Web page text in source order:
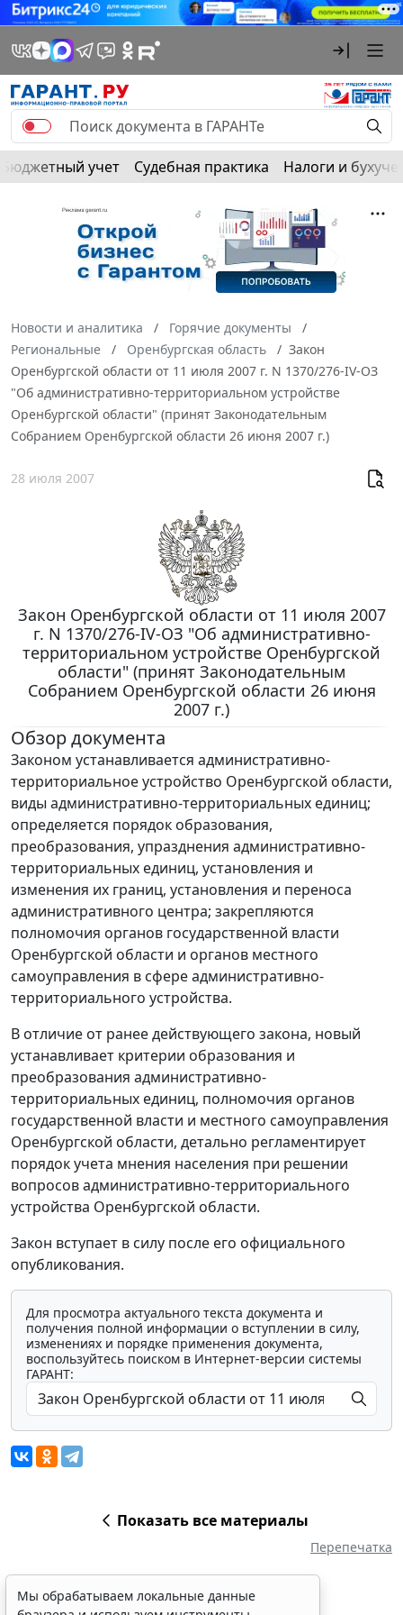
Бюджетный учет Судебная практика Налоги и
Новости и аналитика
Горячие документы
Региональные
Оренбургская область
Закон
Оренбургской области от 11 июля 2007 г. N 1370/276-IV-ОЗ
"Об административно-территориальном устройстве
Оренбургской области" (принят Законодательным
Собранием Оренбургской области 26 июня 2007 г.)
28 июля 2007
Закон Оренбургской области от 11 июля 2007
г. N 1370/276-IV-ОЗ "Об административно-
территориальном устройстве Оренбургской
области" (принят Законодательным
Собранием Оренбургской области 26 июня
2007 г.)
Обзор документа
Законом устанавливается административно-
территориальное устройство Оренбургской области,
виды административно-территориальных единиц;
определяется порядок образования,
преобразования, упразднения административно-
территориальных единиц, установления и
изменения их границ, установления и переноса
административного центра; закрепляются
полномочия органов государственной власти
Оренбургской области и органов местного
самоуправления в сфере административно-
территориального устройства.
В отличие от ранее действующего закона, новый
устанавливает критерии образования и
преобразования административно-
территориальных единиц, полномочия органов
государственной власти и местного самоуправления
Оренбургской области, детально регламентирует
порядок учета мнения населения при решении
вопросов административно-территориального
устройства Оренбургской области.
Закон вступает в силу после его официального
опубликования.
Для просмотра актуального текста документа и
получения полной информации о вступлении в силу,
изменениях и порядке применения документа,
воспользуйтесь поиском в Интернет-версии системы
ГАРАНТ:
Показать все материалы
Перепечатка
Мы обрабатываем локальные данные